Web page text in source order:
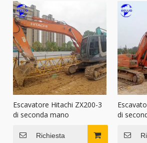
Escavatore Hitachi ZX200-3
di seconda mano
Richiesta
di